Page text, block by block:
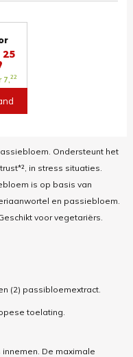
25
7,22
Ondersteunt het
in stress situaties.
is op basis van
en passiebloem.
voor vegetariërs.
(2) passibloemextract.
toelating.
De maximale